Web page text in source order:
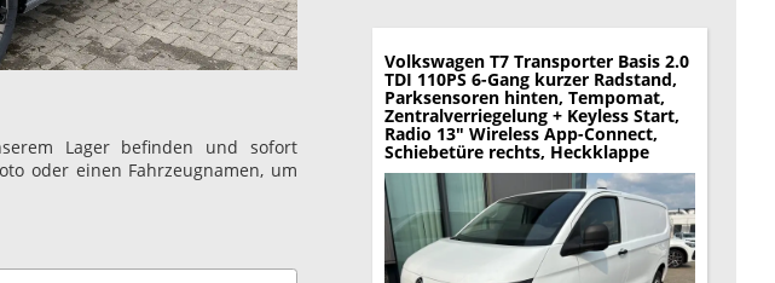
Lager befinden und sofort
oder einen Fahrzeugnamen, um
Volkswagen T7 Transporter Basis 2.0
TDI 110PS 6-Gang kurzer Radstand,
Parksensoren hinten, Tempomat,
Zentralverriegelung + Keyless Start,
Radio 13" Wireless App-Connect,
Schiebetüre rechts, Heckklappe